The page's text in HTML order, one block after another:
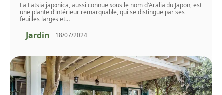
La Fatsia japonica, aussi connue sous le nom d'Aralia du Japon, est
une plante d'intérieur remarquable, qui se distingue par ses
feuilles larges et…
Jardin 18/07/2024